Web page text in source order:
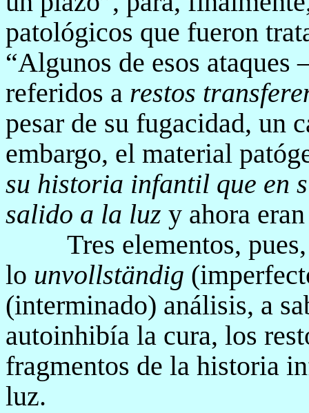
patológicos que fueron
“Algunos de esos ataques
referidos a restos
pesar de su fugacidad, un
embargo, el material
su historia infantil que en
salido a la luz y ahora
Tres elementos,
lo unvollständig
(interminado) análisis, a
autoinhibía la cura, los
fragmentos de la historia
luz.